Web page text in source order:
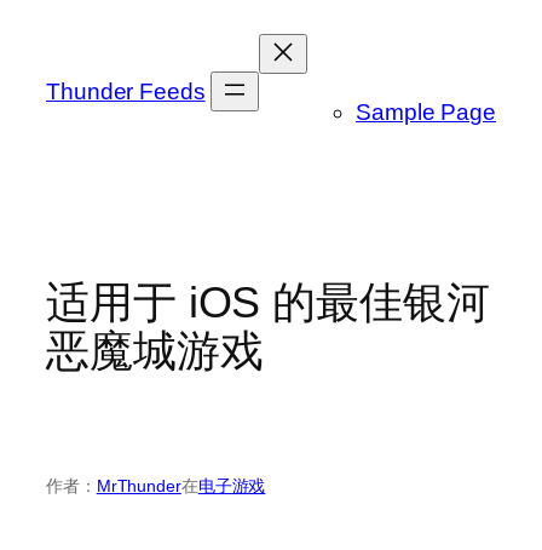
Thunder Feeds
Sample Page
适用于 iOS 的最佳银河
恶魔城游戏
作者： MrThunder在电子游戏